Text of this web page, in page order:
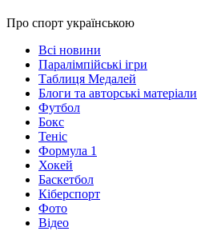
Про спорт українською
Всі новини
Паралімпійські ігри
Таблиця Медалей
Блоги та авторські матеріали
Футбол
Бокс
Теніс
Формула 1
Хокей
Баскетбол
Кіберспорт
Фото
Відео